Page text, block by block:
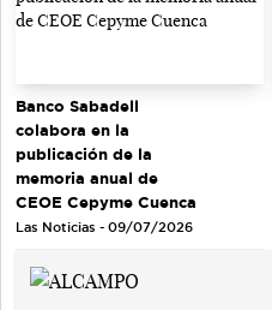
Banco Sabadell
colabora en la
publicación de la
memoria anual de
CEOE Cepyme Cuenca
Las Noticias - 09/07/2026